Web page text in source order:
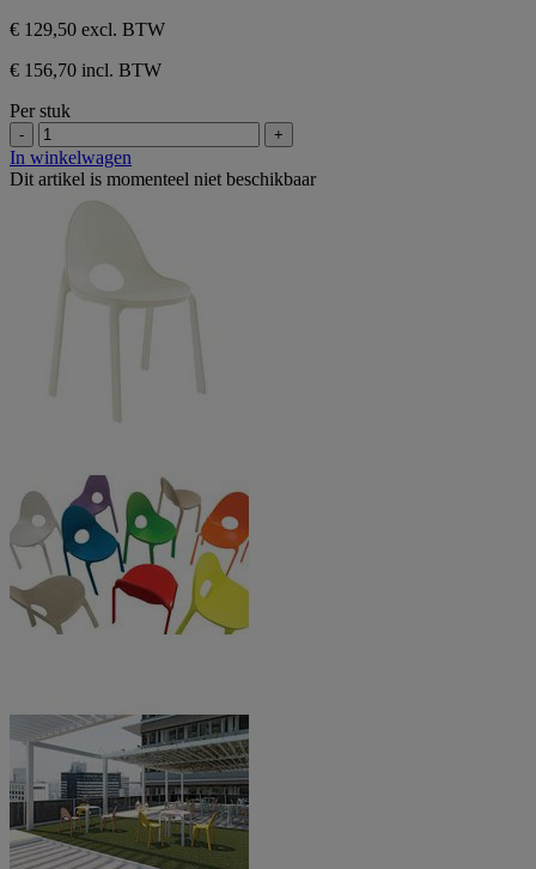
€ 129,50 excl. BTW
€ 156,70 incl. BTW
Per stuk
- +
In winkelwagen
Dit artikel is momenteel niet beschikbaar